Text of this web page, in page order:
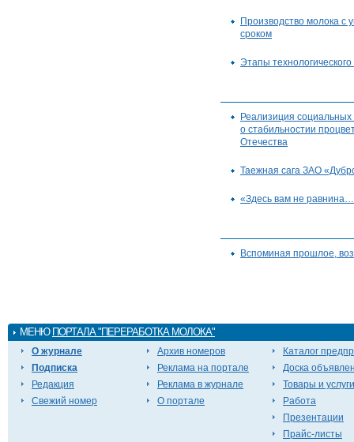
Производство молока с
сроком
Этапы
Реализиция социальных
о стабильностии
Отечества
Таежная сага ЗАО
«Здесь вам не
Вспоминая прошлое,
МЕНЮ ПОРТАЛА "ПЕРЕРАБОТКА МОЛОКА"
О журнале
Подписка
Редакция
Свежий номер
Архив номеров
Реклама на портале
Реклама в журнале
О портале
Каталог
Доска
Товары и услуги
Работа
Презентации
Прайс-листы